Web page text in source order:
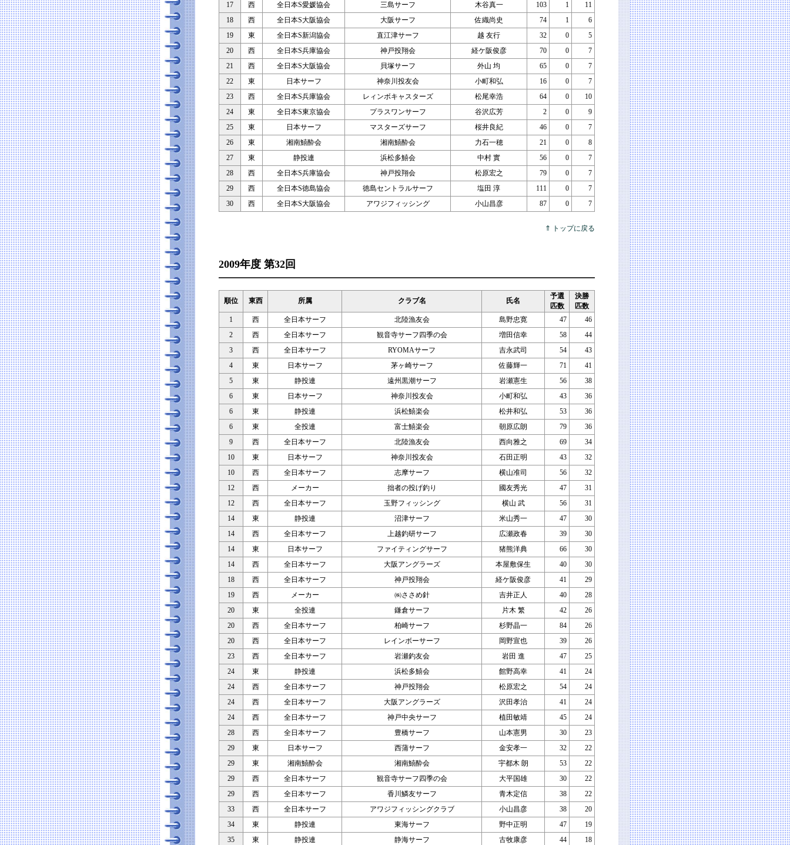
17
西 全日本S愛媛協会 三島サーフ 木谷真一 103 1
11
18
西 全日本S大阪協会 大阪サーフ 佐織尚史 74 1
6
19
東 全日本S新潟協会 直江津サーフ 越 友行 32 0
5
20
西 全日本S兵庫協会 神戸投翔会 経ケ阪俊彦 70 0
7
21
西 全日本S大阪協会 貝塚サーフ 外山 均 65 0
7
22
東 日本サーフ 神奈川投友会 小町和弘 16 0
7
23
西 全日本S兵庫協会 レィンボキャスターズ 松尾幸浩 64 0
10
24
東 全日本S東京協会 プラスワンサーフ 谷沢広芳 2 0
9
25
東 日本サーフ マスターズサーフ 桜井良紀 46 0
7
26
東 湘南鱚酔会 湘南鱚酔会 力石一穂 21 0
8
27
東 静投連 浜松多鱚会 中村 實 56 0
7
28
西 全日本S兵庫協会 神戸投翔会 松原宏之 79 0
7
29
西 全日本S徳島協会 徳島セントラルサーフ 塩田 淳 111 0
7
30
西 全日本S大阪協会 アワジフィッシング 小山昌彦 87 0 7
⇑ トップに戻る
2009年度 第32回
順位 東西 所属 クラブ名 氏名
予選
匹数
決勝
匹数
1
西 全日本サーフ 北陸漁友会 島野忠寛 47
46
2
西 全日本サーフ 観音寺サーフ四季の会 増田信幸 58
44
3
西 全日本サーフ RYOMAサーフ 吉永武司 54
43
4
東 日本サーフ 茅ヶ崎サーフ 佐藤輝一 71
41
5
東 静投連 遠州黒潮サーフ 岩瀬憲生 56
38
6
東 日本サーフ 神奈川投友会 小町和弘 43
36
6
東 静投連 浜松鱚楽会 松井和弘 53
36
6
東 全投連 富士鱚楽会 朝原広朗 79
36
9
西 全日本サーフ 北陸漁友会 西向雅之 69
34
10
東 日本サーフ 神奈川投友会 石田正明 43
32
10
西 全日本サーフ 志摩サーフ 横山准司 56
32
12
西 メーカー 拙者の投げ釣り 國友秀光 47
31
12
西 全日本サーフ 玉野フィッシング 横山 武 56
31
14
東 静投連 沼津サーフ 米山秀一 47
30
14
西 全日本サーフ 上越釣研サーフ 広瀬政春 39
30
14
東 日本サーフ ファイティングサーフ 猪熊洋典 66
30
14
西 全日本サーフ 大阪アングラーズ 本屋敷保生 40
30
18
西 全日本サーフ 神戸投翔会 経ケ阪俊彦 41
29
19
西 メーカー ㈱ささめ針 吉井正人 40
28
20
東 全投連 鎌倉サーフ 片木 繁 42
26
20
西 全日本サーフ 柏崎サーフ 杉野晶一 84
26
20
西 全日本サーフ レインボーサーフ 岡野宣也 39
26
23
西 全日本サーフ 岩瀬釣友会 岩田 進 47
25
24
東 静投連 浜松多鱚会 館野高幸 41
24
24
西 全日本サーフ 神戸投翔会 松原宏之 54
24
24
西 全日本サーフ 大阪アングラーズ 沢田孝治 41
24
24
西 全日本サーフ 神戸中央サーフ 植田敏靖 45
24
28
西 全日本サーフ 豊橋サーフ 山本憲男 30
23
29
東 日本サーフ 西蒲サーフ 金安孝一 32
22
29
東 湘南鱚酔会 湘南鱚酔会 宇都木 朗 53
22
29
西 全日本サーフ 観音寺サーフ四季の会 大平国雄 30
22
29
西 全日本サーフ 香川鱗友サーフ 青木定信 38
22
33
西 全日本サーフ アワジフィッシングクラブ 小山昌彦 38
20
34
東 静投連 東海サーフ 野中正明 47
19
35
東 静投連 静海サーフ 古牧康彦 44 18